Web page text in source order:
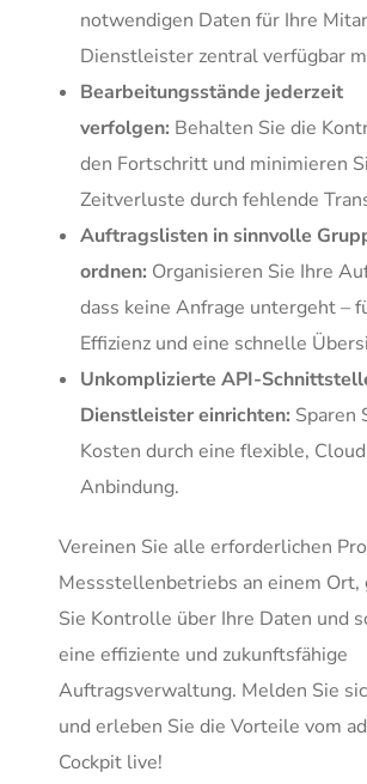
notwendigen Daten für Ihre
Dienstleister zentral verfügbar
Bearbeitungsstände jederzeit
verfolgen: Behalten Sie die
den Fortschritt und minimieren
Zeitverluste durch fehlende
Auftragslisten in sinnvolle
ordnen: Organisieren Sie Ihre
dass keine Anfrage untergeht –
Effizienz und eine schnelle
Unkomplizierte API-
Dienstleister einrichten: Sparen
Kosten durch eine flexible,
Anbindung.
Vereinen Sie alle erforderlichen
Messstellenbetriebs an einem Ort,
Sie Kontrolle über Ihre Daten und
eine effiziente und zukunftsfähige
Auftragsverwaltung. Melden Sie
und erleben Sie die Vorteile vom
Cockpit live!